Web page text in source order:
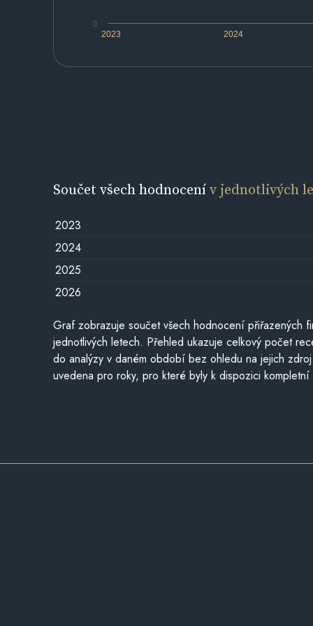
2023 2024
0
Součet všech hodnocenív jednotlivých
2023
2024
2025
2026
Graf zobrazuje součet všech hodnocení přiřazených
jednotlivých letech. Přehled ukazuje celkový počet
do analýzy v daném období bez ohledu na jejich
uvedena pro roky, pro které byly k dispozici kompletní